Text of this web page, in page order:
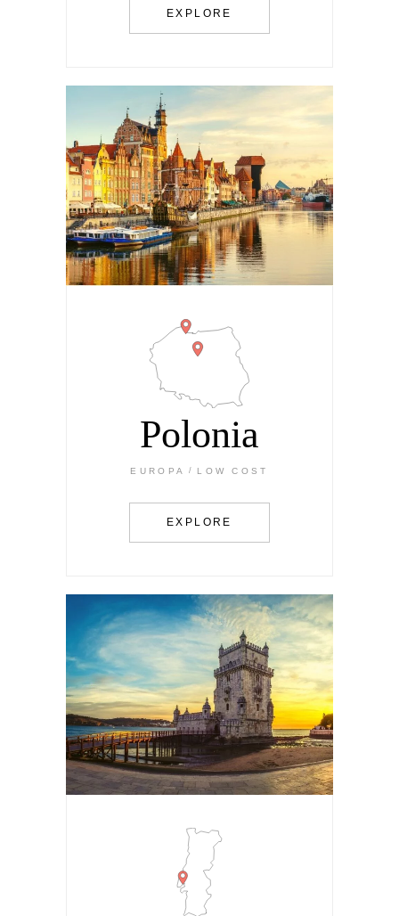
EXPLORE
Polonia
EUROPA LOW COST
EXPLORE